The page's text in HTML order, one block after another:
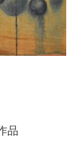
品